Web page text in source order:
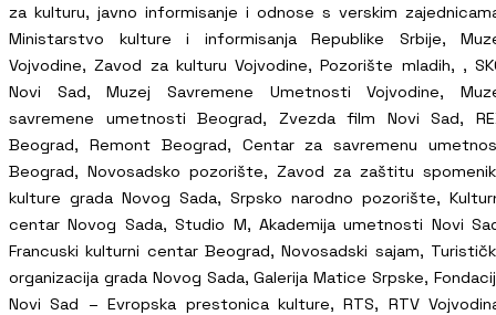
za kulturu, javno informisanje i odnose s verskim
Ministarstvo kulture i informisanja Republike Srbije,
Vojvodine, Zavod za kulturu Vojvodine, Pozorište mladih, ,
Novi Sad, Muzej Savremene Umetnosti Vojvodine,
savremene umetnosti Beograd, Zvezda film Novi Sad,
Beograd, Remont Beograd, Centar za savremenu
Beograd, Novosadsko pozorište, Zavod za zaštitu
kulture grada Novog Sada, Srpsko narodno pozorište,
centar Novog Sada, Studio M, Akademija umetnosti Novi
Francuski kulturni centar Beograd, Novosadski sajam,
organizacija grada Novog Sada, Galerija Matice Srpske,
Novi Sad – Evropska prestonica kulture, RTS, RTV